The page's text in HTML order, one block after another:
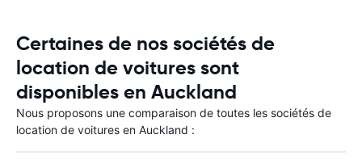
Certaines de nos sociétés de
location de voitures sont
disponibles en Auckland
Nous proposons une comparaison de toutes les sociétés de
location de voitures en Auckland :